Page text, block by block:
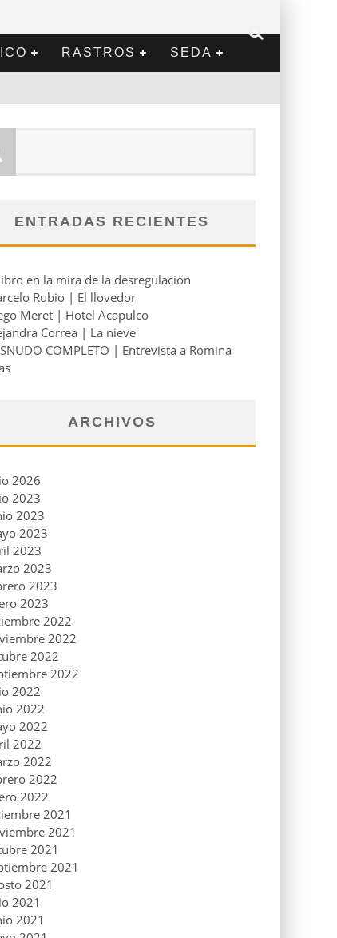
RASTROS SEDA
ENTRADAS RECIENTES
en la mira de la desregulación
Rubio | El llovedor
Meret | Hotel Acapulco
Correa | La nieve
COMPLETO | Entrevista a Romina
ARCHIVOS
2026
2023
2023
2023
2023
2023
2023
2023
2022
2022
2022
2022
2022
2022
2022
2022
2022
2022
2022
2021
2021
2021
2021
2021
2021
2021